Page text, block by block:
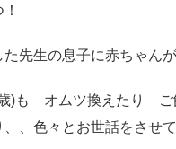
先生の息子に赤ちゃん
歳)も オムツ換えたり
、色々とお世話をさせて